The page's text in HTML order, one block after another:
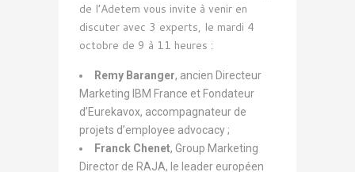
de l’Adetem vous invite à venir en
discuter avec 3 experts, le mardi 4
octobre de 9 à 11 heures :
Remy Baranger, ancien Directeur
Marketing IBM France et Fondateur
d’Eurekavox, accompagnateur de
projets d’employee advocacy ;
Franck Chenet, Group Marketing
Director de RAJA, le leader européen